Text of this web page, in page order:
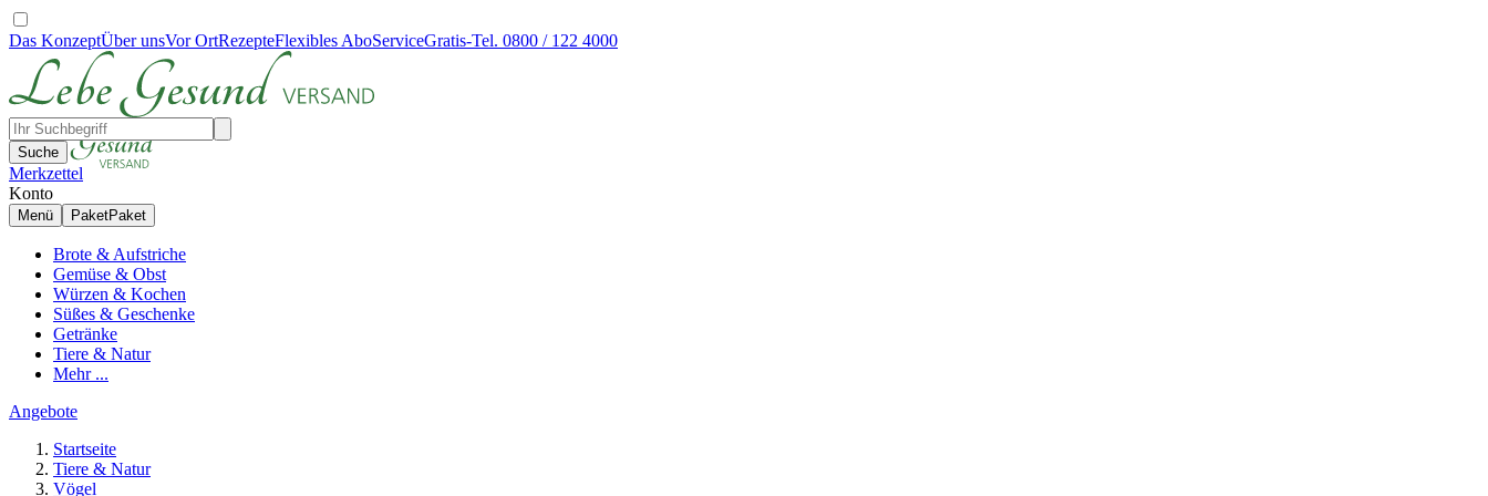
Das KonzeptÜber unsVor OrtRezepteFlexibles AboServiceGratis-Tel. 0800 / 122 4000
Suche
Merkzettel
Konto
Menü PaketPaket
Brote & Aufstriche
Gemüse & Obst
Würzen & Kochen
Süßes & Geschenke
Getränke
Tiere & Natur
Mehr ...
Angebote
Startseite
Tiere & Natur
Vögel